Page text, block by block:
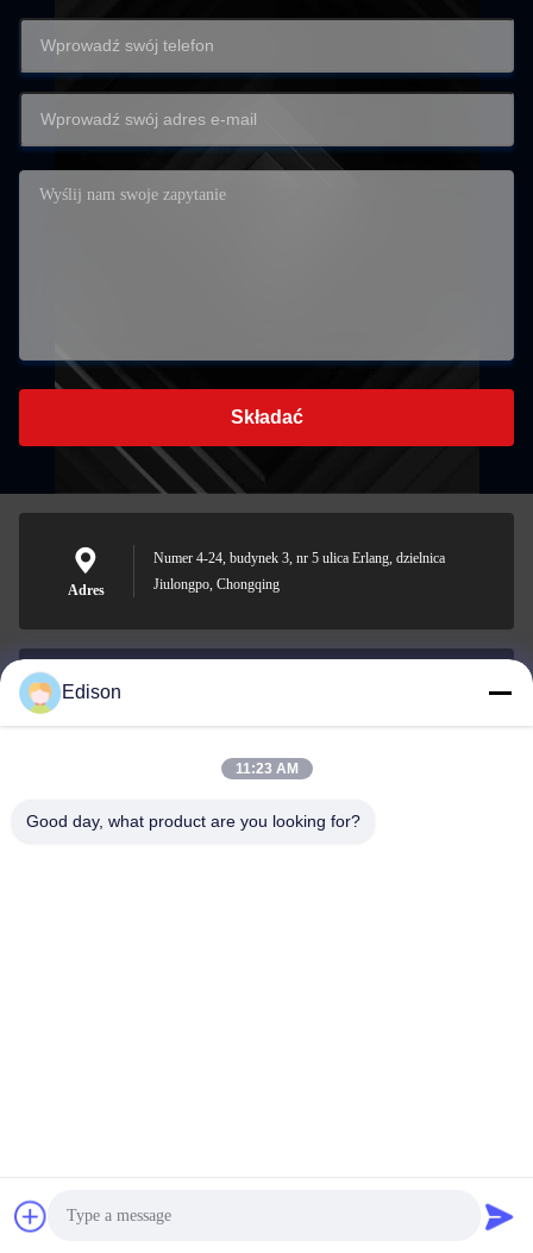
Najlepszą cenę
Składać
Adres
Numer 4-24, budynek 3, nr 5 ulica Erlang, dzielnica
Jiulongpo, Chongqing
Wiadomość
Dingneng (China) building materials Co., Ltd
Edison
11:23 AM
Good day, what product are you looking for?